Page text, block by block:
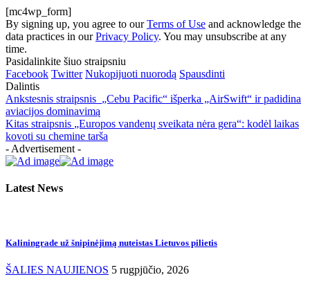
[mc4wp_form]
By signing up, you agree to ourTerms of Use and acknowledge the
data practices in ourPrivacy Policy. You may unsubscribe at any
time.
Pasidalinkite šiuo straipsniu
Facebook Twitter Nukopijuoti nuorodą Spausdinti
Dalintis
Ankstesnis straipsnis „Cebu Pacific“ išperka „AirSwift“ ir padidina
aviacijos dominavimą
Kitas straipsnis „Europos vandenų sveikata nėra gera“: kodėl laikas
kovoti su chemine tarša
- Advertisement -
Latest News
Kaliningrade už šnipinėjimą nuteistas Lietuvos pilietis
ŠALIES NAUJIENOS 5 rugpjūčio, 2026